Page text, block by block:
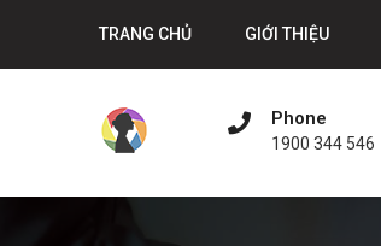
TRANG CHỦ GIỚI THIỆU
Phone
1900 344 546